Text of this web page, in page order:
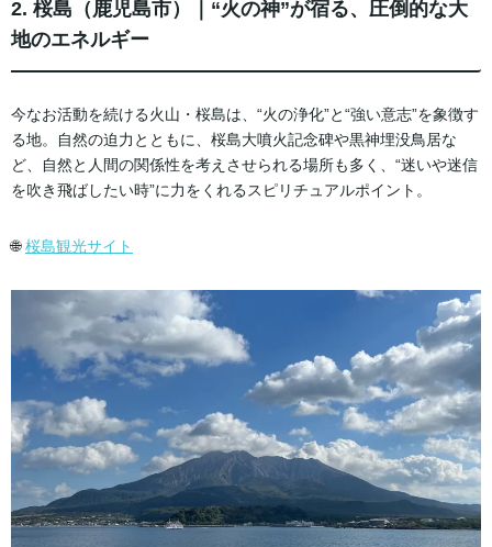
2. 桜島（鹿児島市）｜“火の神”が宿る、圧倒的な大
地のエネルギー
今なお活動を続ける火山・桜島は、“火の浄化”と“強い意志”を象徴す
る地。自然の迫力とともに、桜島大噴火記念碑や黒神埋没鳥居な
ど、自然と人間の関係性を考えさせられる場所も多く、“迷いや迷信
を吹き飛ばしたい時”に力をくれるスピリチュアルポイント。
🌐桜島観光サイト